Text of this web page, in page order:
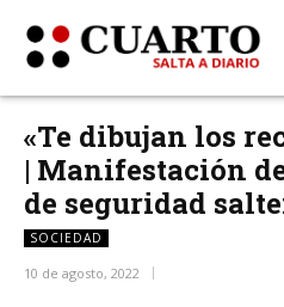
«Te dibujan los
| Manifestación
de seguridad
SOCIEDAD
10 de agosto, 2022